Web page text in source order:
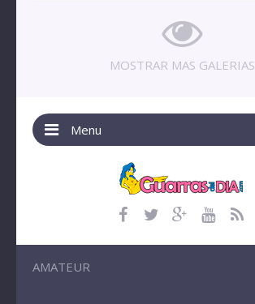
MOSTRAR MAS GALERIAS
Menu
AMATEUR